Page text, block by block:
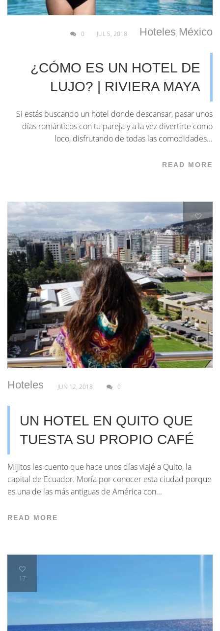
Hoteles, México
JUL 5, 2018
0
¿CÓMO ES UN HOTEL DE
LUJO? | RIVIERA MAYA
Si estás buscando un hotel donde descansar, pasar unos
días románticos con tu pareja y a la vez divertirte como
loco, disfrutando de todas las comodidades...
READ MORE
2
Hoteles JUN 12, 2018 0
UN HOTEL EN QUITO QUE
TUESTA SU PROPIO CAFÉ
Mijitos les cuento que hace unos días viajé a Quito, la
capital de Ecuador. Moría por conocer esta ciudad porque
es una de las más antiguas de América con...
READ MORE
17